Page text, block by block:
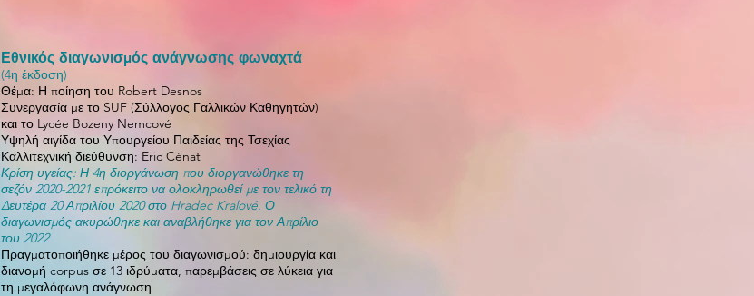
Εθνικός διαγωνισμός ανάγνωσης φωναχτά
(4η έκδοση)
Θέμα: Η ποίηση του Robert Desnos
Συνεργασία με το SUF (Σύλλογος Γαλλικών Καθηγητών)
και το Lycée Bozeny Nemcové
Υψηλή αιγίδα του Υπουργείου Παιδείας της Τσεχίας
Καλλιτεχνική διεύθυνση: Eric Cénat
Κρίση υγείας: Η 4η διοργάνωση που διοργανώθηκε τη
σεζόν 2020-2021 επρόκειτο να ολοκληρωθεί με τον τελικό τη
Δευτέρα 20 Απριλίου 2020 στο Hradec Kralové. Ο
διαγωνισμός ακυρώθηκε και αναβλήθηκε για τον Απρίλιο
του 2022
Πραγματοποιήθηκε μέρος του διαγωνισμού: δημιουργία και
διανομή corpus σε 13 ιδρύματα, παρεμβάσεις σε λύκεια για
τη μεγαλόφωνη ανάγνωση